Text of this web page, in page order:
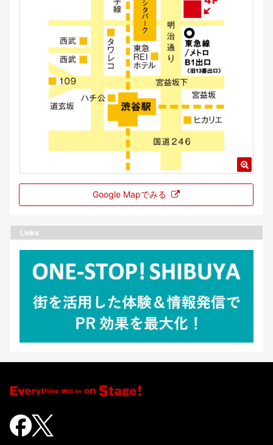
Google Mapでみる
Links